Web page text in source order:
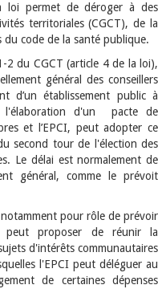
loi permet de déroger à des
territoriales (CGCT), de la
du code de la santé publique.
2 du CGCT (article 4 de la loi),
général des conseillers
d’un établissement public à
l'élaboration d'un pacte de
et l’EPCI, peut adopter ce
second tour de l'élection des
Le délai est normalement de
général, comme le prévoit
pour rôle de prévoir
peut proposer de réunir la
d'intérêts communautaires
l'EPCI peut déléguer au
de certaines dépenses